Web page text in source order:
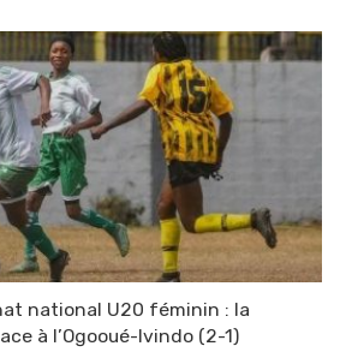
national U20 féminin : la
à l’Ogooué-Ivindo (2-1)